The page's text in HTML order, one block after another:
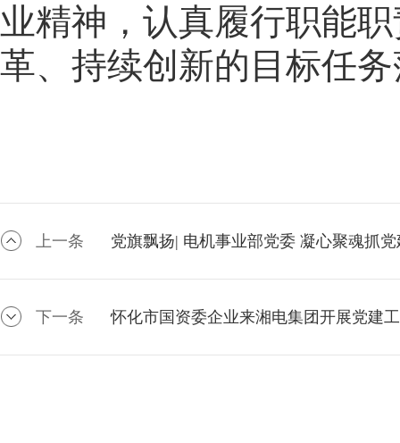
业精神，认真履行职能
革、持续创新的目标任
上一条 党旗飘扬| 电机事业部党委 凝心聚魂抓
下一条 怀化市国资委企业来湘电集团开展党建